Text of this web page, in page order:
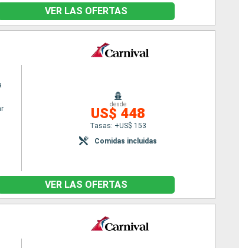
VER LAS OFERTAS
desde
US$ 448
Tasas: +US$ 153
Comidas incluidas
VER LAS OFERTAS